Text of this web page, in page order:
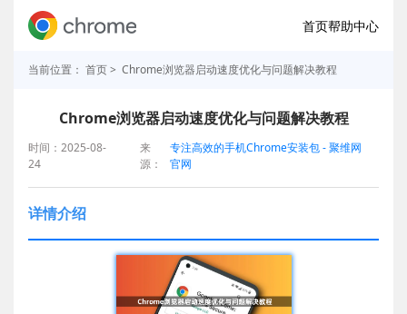
首页帮助中心
当前位置： 首页> Chrome浏览器启动速度优化与问题解决教程
Chrome浏览器启动速度优化与问题解决教程
时间：2025-08-
24
来
源：
专注高效的手机Chrome安装包 - 聚维网
官网
详情介绍